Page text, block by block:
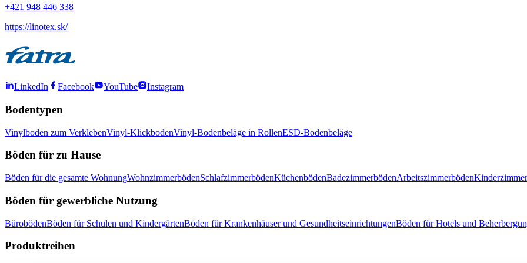
+421 948 446 338
https://linotex.sk/
LinkedIn Facebook YouTube Instagram
Bodentypen
Vinylboden zum VerklebenVinyl-KlickbodenVinyl-Bodenbeläge in RollenESD-Bodenbeläge
Böden für zu Hause
Böden für die gesamte WohnungWohnzimmerbödenSchlafzimmerbödenKüchenbödenBadezimmerbödenArbeitszimmerböden
Böden für gewerbliche Nutzung
BürobödenBöden für Schulen und KindergärtenBöden für Krankenhäuser und GesundheitseinrichtungenBöden für Hotels und
Produktreihen